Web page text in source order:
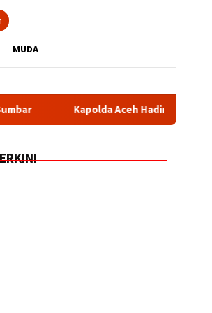
MUDA
Aceh Hadiri Peresmian SPPG dan